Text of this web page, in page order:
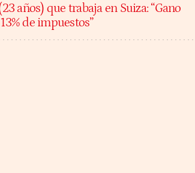
años) que trabaja en Suiza: “Gano
de impuestos”